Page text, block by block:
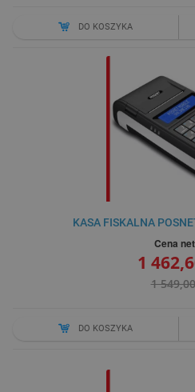
DO KOSZYKA
KASA FISKALNA
Cena
1
1
DO KOSZYKA